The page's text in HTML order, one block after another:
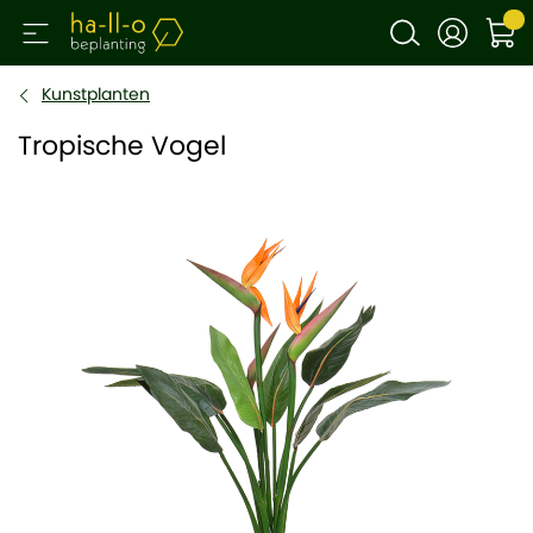
Kunstplanten
Tropische Vogel